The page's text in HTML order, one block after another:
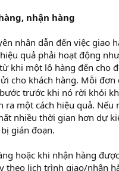
nhận hàng
nhân dẫn đến việc giao
quả phải hoạt động
khi một lô hàng đến cho
cho khách hàng. Mỗi đơn
trước khi nó rời khỏi
ra một cách hiệu quả. Nếu
nhiều thời gian hơn dự
gián đoạn.
hoặc khi nhận hàng
theo lịch trình giao/nhận